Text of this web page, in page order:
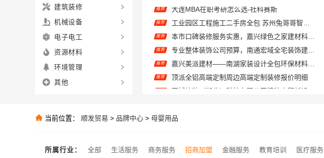
推荐
推荐
推荐
推荐
推荐 顶派全铝高端定制周边高端定制装修报价明细
推荐
推荐 中蓝建投：卧室改造智能家居升级无忧
推荐 苏州百年豪庭新材料有限公司市区专业家装装修多少钱
建筑装修
机械设备
电子电工
资源材料
环境管理
其他
当前位置： 顺发贸易 > 品牌中心 > 母婴用品
所属行业： 全部 生活服务 商务服务 招商加盟 金融服务 教育培训 医疗服务